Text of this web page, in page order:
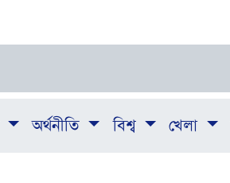
অর্থনীতি বিশ্ব খেলা